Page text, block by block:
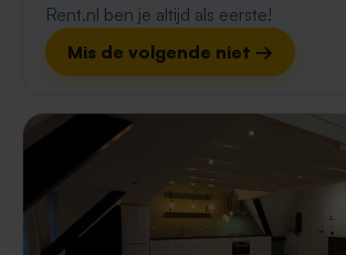
Rent.nl ben je altijd als eerste!
Mis de volgende niet →